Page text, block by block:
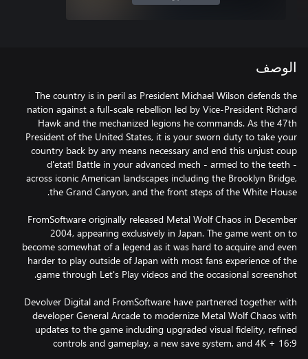
الوصف
The country is in peril as President Michael Wilson defends the
nation against a full-scale rebellion led by Vice-President Richard
Hawk and the mechanized legions he commands. As the 47th
President of the United States, it is your sworn duty to take your
country back by any means necessary and end this unjust coup
d'etat! Battle in your advanced mech - armed to the teeth -
across iconic American landscapes including the Brooklyn Bridge,
FromSoftware originally released Metal Wolf Chaos in December
2004, appearing exclusively in Japan. The game went on to
become somewhat of a legend as it was hard to acquire and even
harder to play outside of Japan with most fans experience of the
Devolver Digital and FromSoftware have partnered together with
developer General Arcade to modernize Metal Wolf Chaos with
updates to the game including upgraded visual fidelity, refined
controls and gameplay, a new save system, and 4K + 16:9